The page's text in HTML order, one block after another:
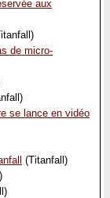
aux
de micro-
se lance en vidéo
(Titanfall)